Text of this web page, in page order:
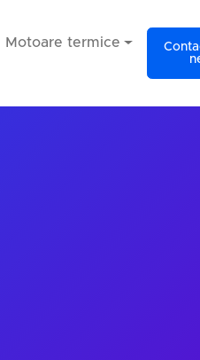
Motoare termice